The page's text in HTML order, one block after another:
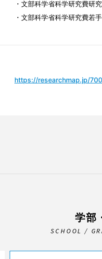
・文部科学省科学研究費研
・文部科学省科学研究費若
https://researchmap.jp/
学部
SCHOOL /